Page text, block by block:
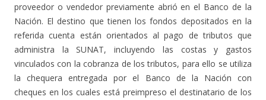
proveedor o vendedor previamente abrió en el Banco de la
Nación. El destino que tienen los fondos depositados en la
referida cuenta están orientados al pago de tributos que
administra la SUNAT, incluyendo las costas y gastos
vinculados con la cobranza de los tributos, para ello se utiliza
la chequera entregada por el Banco de la Nación con
cheques en los cuales está preimpreso el destinatario de los